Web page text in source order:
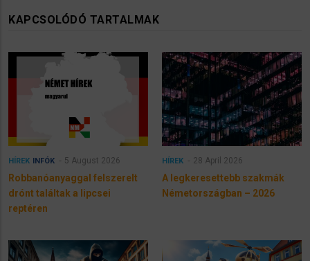
KAPCSOLÓDÓ TARTALMAK
HÍREK INFÓK 5 August 2026
Robbanóanyaggal felszerelt
drónt találtak a lipcsei
reptéren
HÍREK 28 April 2026
A legkeresettebb szakmák
Németországban – 2026